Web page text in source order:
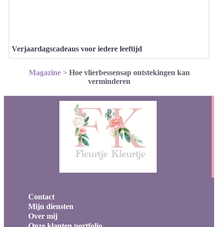
Verjaardagscadeaus voor iedere leeftijd
Magazine> Hoe vlierbessensap ontstekingen kan
verminderen
Contact
Mijn diensten
Over mij